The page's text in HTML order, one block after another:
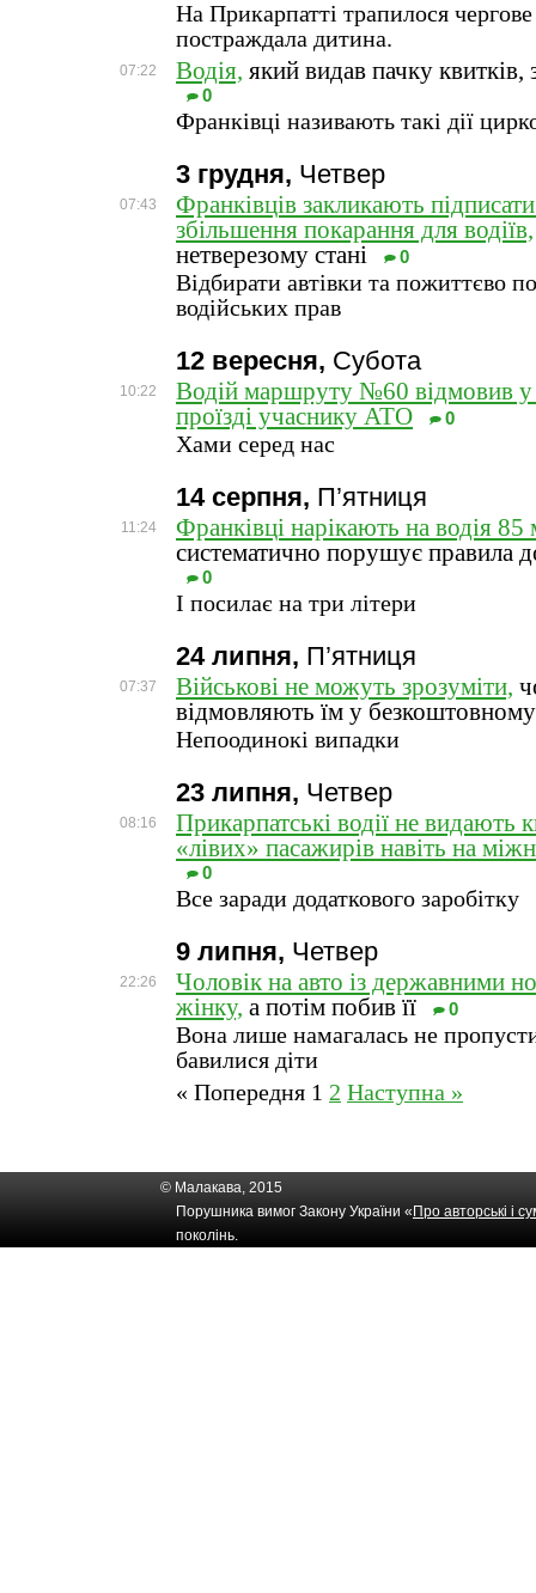
На Прикарпатті трапилося
постраждала дитина.
07:22 Водія, який видав пачку квитків,
0
Франківці називають такі дії
3 грудня, Четвер
07:43
Франківців закликають
збільшення покарання для водіїв,
нетверезому стані
0
Відбирати автівки та пожиттєво
водійських прав
12 вересня, Субота
10:22
Водій маршруту №60 відмовив
проїзді учаснику АТО
0
Хами серед нас
14 серпня, П’ятниця
11:24
Франківці нарікають на водія
систематично порушує правила
0
І посилає на три літери
24 липня, П’ятниця
07:37 Військові не можуть зрозуміти,
відмовляють їм у безкоштовному
Непоодинокі випадки
23 липня, Четвер
08:16
Прикарпатські водії не видають
«лівих» пасажирів навіть на
0
Все заради додаткового заробітку
9 липня, Четвер
22:26
Чоловік на авто із державними
жінку, а потім побив її 0
Вона лише намагалась не
бавилися діти
« Попередня 1 2 Наступна »
© Малакава, 2015
Порушника вимог Закону України « Про авторські і
поколінь.